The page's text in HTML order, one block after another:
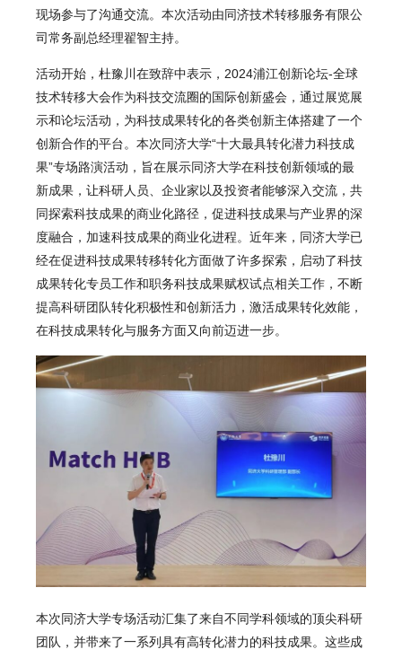
现场参与了沟通交流。本次活动由同济技术转移服务有限公
司常务副总经理翟智主持。
活动开始，杜豫川在致辞中表示，2024浦江创新论坛-全球
技术转移大会作为科技交流圈的国际创新盛会，通过展览展
示和论坛活动，为科技成果转化的各类创新主体搭建了一个
创新合作的平台。本次同济大学“十大最具转化潜力科技成
果”专场路演活动，旨在展示同济大学在科技创新领域的最
新成果，让科研人员、企业家以及投资者能够深入交流，共
同探索科技成果的商业化路径，促进科技成果与产业界的深
度融合，加速科技成果的商业化进程。近年来，同济大学已
经在促进科技成果转移转化方面做了许多探索，启动了科技
成果转化专员工作和职务科技成果赋权试点相关工作，不断
提高科研团队转化积极性和创新活力，激活成果转化效能，
在科技成果转化与服务方面又向前迈进一步。
本次同济大学专场活动汇集了来自不同学科领域的顶尖科研
团队，并带来了一系列具有高转化潜力的科技成果。这些成